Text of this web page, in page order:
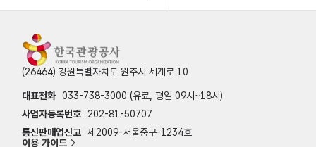
(26464) 강원특별자치도 원주시 세계로 10
대표전화 033-738-3000 (유료, 평일 09시~18시)
사업자등록번호
202-81-50707
통신판매업신고 제2009-서울중구-1234호
이용 가이드